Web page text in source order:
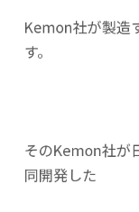
Kemon社が製造
す。
そのKemon社が
同開発した